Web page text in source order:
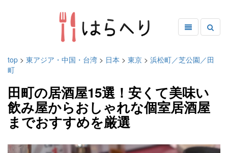
top > 東アジア・中国・台湾 > 日本 > 東京 > 浜松町／芝公園／田
町
田町の居酒屋15選！安くて美味い
飲み屋からおしゃれな個室居酒屋
までおすすめを厳選